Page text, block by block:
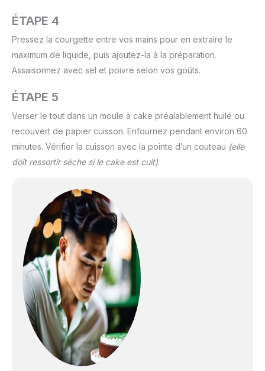
ÉTAPE 4
Pressez la courgette entre vos mains pour en extraire le
maximum de liquide, puis ajoutez-la à la préparation.
Assaisonnez avec sel et poivre selon vos goûts.
ÉTAPE 5
Verser le tout dans un moule à cake préalablement huilé ou
recouvert de papier cuisson. Enfournez pendant environ 60
minutes. Vérifier la cuisson avec la pointe d’un couteau (elle
doit ressortir sèche si le cake est cuit).